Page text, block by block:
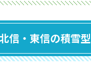
信・東信の積雪型